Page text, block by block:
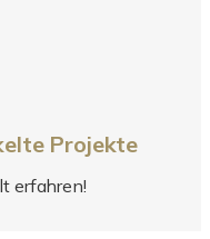
Projekte
erfahren!